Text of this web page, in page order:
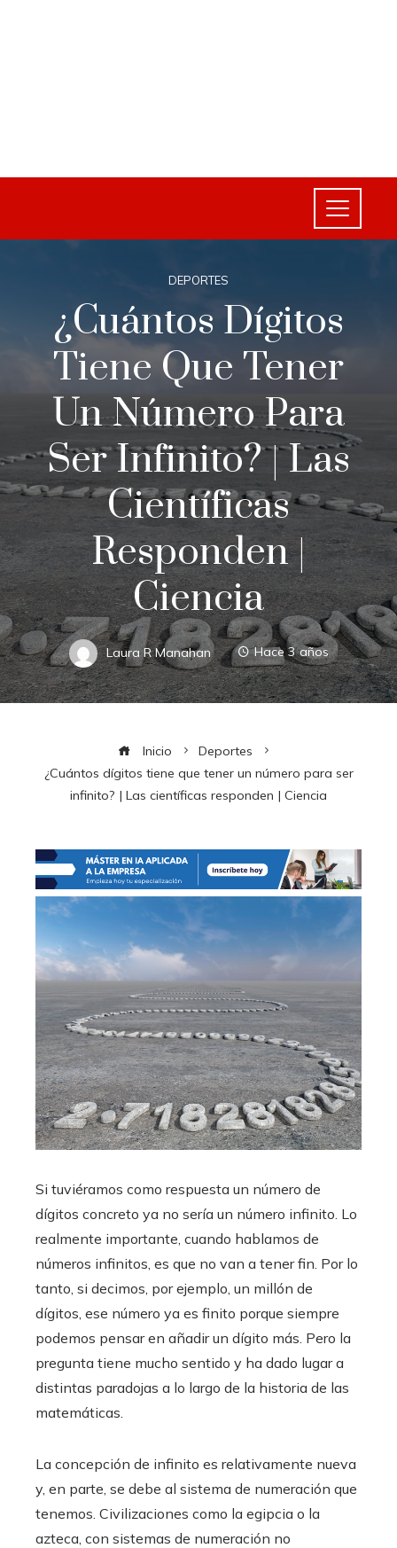
DEPORTES
¿Cuántos Dígitos
Tiene Que Tener
Un Número Para
Ser Infinito? | Las
Científicas
Responden |
Ciencia
Laura R Manahan Hace 3 años
Inicio
Deportes
¿Cuántos dígitos tiene que tener un número para ser
infinito? | Las científicas responden | Ciencia
Si tuviéramos como respuesta un número de
dígitos concreto ya no sería un número infinito. Lo
realmente importante, cuando hablamos de
números infinitos, es que no van a tener fin. Por lo
tanto, si decimos, por ejemplo, un millón de
dígitos, ese número ya es finito porque siempre
podemos pensar en añadir un dígito más. Pero la
pregunta tiene mucho sentido y ha dado lugar a
distintas paradojas a lo largo de la historia de las
matemáticas.
La concepción de infinito es relativamente nueva
y, en parte, se debe al sistema de numeración que
tenemos. Civilizaciones como la egipcia o la
azteca, con sistemas de numeración no